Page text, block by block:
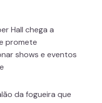
Hall chega a
promete
shows e eventos
da fogueira que